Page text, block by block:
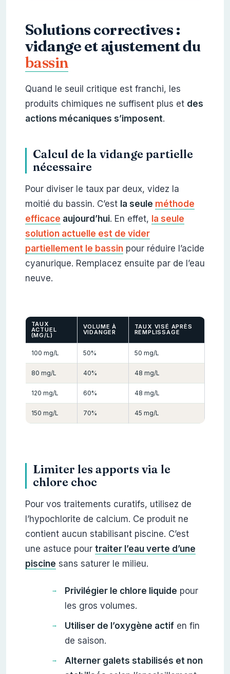
Solutions correctives :
vidange et ajustement du
bassin
Quand le seuil critique est franchi, les
produits chimiques ne suffisent plus et des
actions mécaniques s’imposent.
Calcul de la vidange partielle
nécessaire
Pour diviser le taux par deux, videz la
moitié du bassin. C’est la seule méthode
efficace aujourd’hui. En effet, la seule
solution actuelle est de vider
partiellement le bassinpour réduire l’acide
cyanurique. Remplacez ensuite par de l’eau
neuve.
TAUX
ACTUEL
(MG/L)
VOLUME À
VIDANGER
TAUX VISÉ APRÈS
REMPLISSAGE
100 mg/L 50% 50 mg/L
80 mg/L 40% 48 mg/L
120 mg/L 60% 48 mg/L
150 mg/L 70% 45 mg/L
Limiter les apports via le
chlore choc
Pour vos traitements curatifs, utilisez de
l’hypochlorite de calcium. Ce produit ne
contient aucun stabilisant piscine. C’est
une astuce pour traiter l’eau verte d’une
piscine sans saturer le milieu.
Privilégier le chlore liquide pour
les gros volumes.
Utiliser de l’oxygène actifen fin
de saison.
Alterner galets stabilisés et non